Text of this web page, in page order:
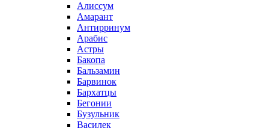
Алиссум
Амарант
Антирринум
Арабис
Астры
Бакопа
Бальзамин
Барвинок
Бархатцы
Бегонии
Бузульник
Василек